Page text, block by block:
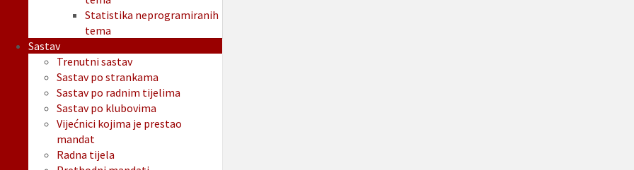
Statistika neprogramiranih
tema
Sastav
Trenutni sastav
Sastav po strankama
Sastav po radnim tijelima
Sastav po klubovima
Vijećnici kojima je prestao
mandat
Radna tijela